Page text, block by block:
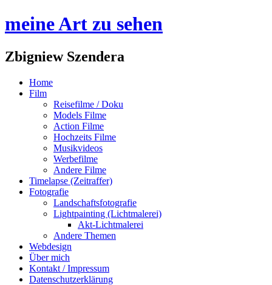
meine Art zu sehen
Zbigniew Szendera
Home
Film
Reisefilme / Doku
Models Filme
Action Filme
Hochzeits Filme
Musikvideos
Werbefilme
Andere Filme
Timelapse (Zeitraffer)
Fotografie
Landschaftsfotografie
Lightpainting (Lichtmalerei)
Akt-Lichtmalerei
Andere Themen
Webdesign
Über mich
Kontakt / Impressum
Datenschutzerklärung